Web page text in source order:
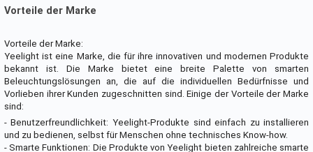
Vorteile der Marke
Vorteile der Marke:
Yeelight ist eine Marke, die für ihre innovativen und modernen Produkte
bekannt ist. Die Marke bietet eine breite Palette von smarten
Beleuchtungslösungen an, die auf die individuellen Bedürfnisse und
Vorlieben ihrer Kunden zugeschnitten sind. Einige der Vorteile der Marke
sind:
- Benutzerfreundlichkeit: Yeelight-Produkte sind einfach zu installieren
und zu bedienen, selbst für Menschen ohne technisches Know-how.
- Smarte Funktionen: Die Produkte von Yeelight bieten zahlreiche smarte